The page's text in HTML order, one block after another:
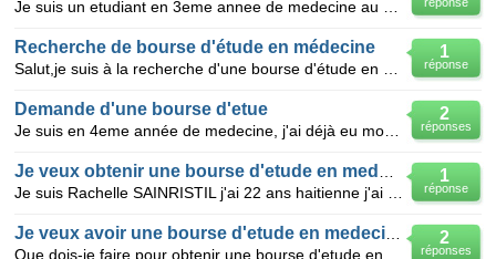
1
réponse
Recherche de bourse d'étude en médecine
2
réponses
Demande d'une bourse d'etue
1
réponse
2
réponses